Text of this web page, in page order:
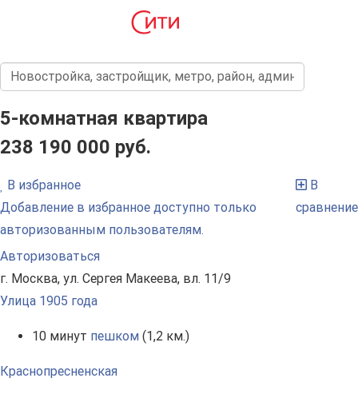
5-комнатная квартира
238 190 000 руб.
В избранное
Добавление в избранное доступно только
авторизованным пользователям.
Авторизоваться
В
сравнение
г. Москва, ул. Сергея Макеева, вл. 11/9
Улица 1905 года
10 минут пешком (1,2 км.)
Краснопресненская